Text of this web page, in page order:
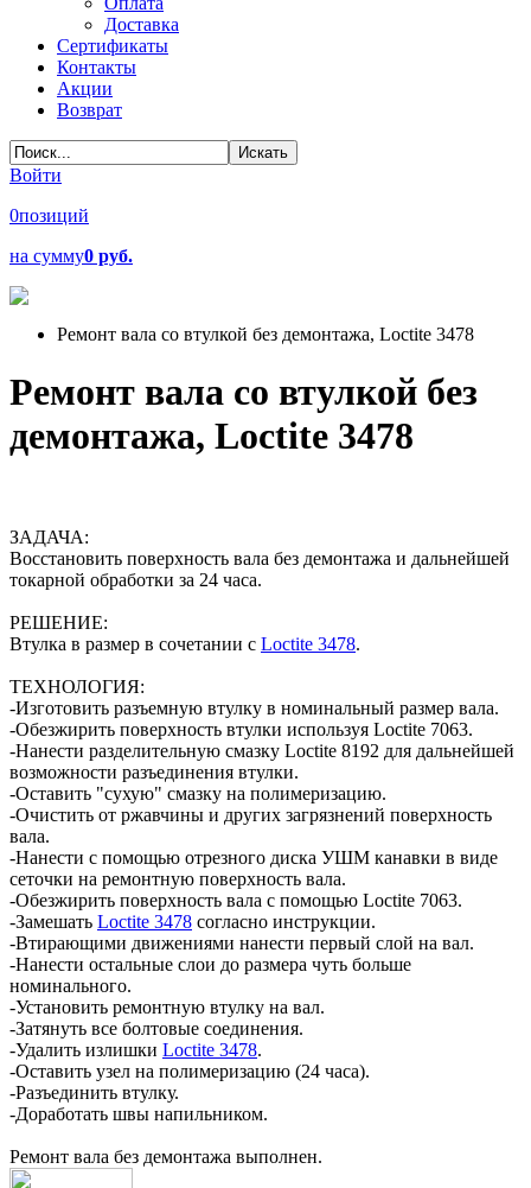
Доставка
Сертификаты
Контакты
Акции
Возврат
Войти
0позиций
на сумму0 руб.
Ремонт вала со втулкой без демонтажа, Loctite 3478
Ремонт вала со втулкой без
демонтажа, Loctite 3478
ЗАДАЧА:
Восстановить поверхность вала без демонтажа и дальнейшей
токарной обработки за 24 часа.
РЕШЕНИЕ:
Втулка в размер в сочетании с Loctite 3478.
ТЕХНОЛОГИЯ:
-Изготовить разъемную втулку в номинальный размер вала.
-Обезжирить поверхность втулки используя Loctite 7063.
-Нанести разделительную смазку Loctite 8192 для дальнейшей
возможности разъединения втулки.
-Оставить "сухую" смазку на полимеризацию.
-Очистить от ржавчины и других загрязнений поверхность
вала.
-Нанести с помощью отрезного диска УШМ канавки в виде
сеточки на ремонтную поверхность вала.
-Обезжирить поверхность вала с помощью Loctite 7063.
-Замешать Loctite 3478 согласно инструкции.
-Втирающими движениями нанести первый слой на вал.
-Нанести остальные слои до размера чуть больше
номинального.
-Установить ремонтную втулку на вал.
-Затянуть все болтовые соединения.
-Удалить излишки Loctite 3478.
-Оставить узел на полимеризацию (24 часа).
-Разъединить втулку.
-Доработать швы напильником.
Ремонт вала без демонтажа выполнен.